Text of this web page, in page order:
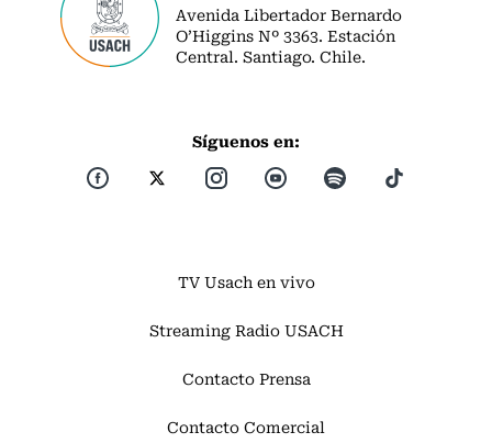
Avenida Libertador Bernardo
O’Higgins Nº 3363. Estación
Central. Santiago. Chile.
Síguenos en:
TV Usach en vivo
Streaming Radio USACH
Contacto Prensa
Contacto Comercial